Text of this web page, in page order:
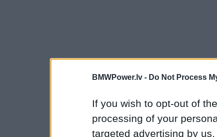
BMWPower.lv - Do Not Process
If you wish to opt-out of
processing of your
targeted advertising by